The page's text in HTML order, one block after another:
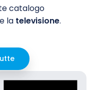
catalogo
e la televisione.